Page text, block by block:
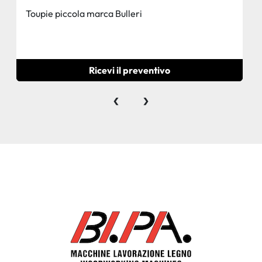
Toupie piccola marca Bulleri
Ricevi il preventivo
‹ ›